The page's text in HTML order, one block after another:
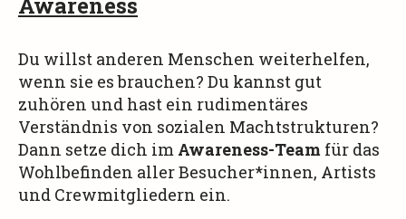
Du willst anderen Menschen weiterhelfen,
wenn sie es brauchen? Du kannst gut
zuhören und hast ein rudimentäres
Verständnis von sozialen Machtstrukturen?
Dann setze dich im Awareness-Team für das
Wohlbefinden aller Besucher*innen, Artists
und Crewmitgliedern ein.